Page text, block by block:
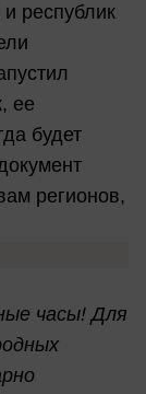
республик
ее
будет
регионов,
часы! Для